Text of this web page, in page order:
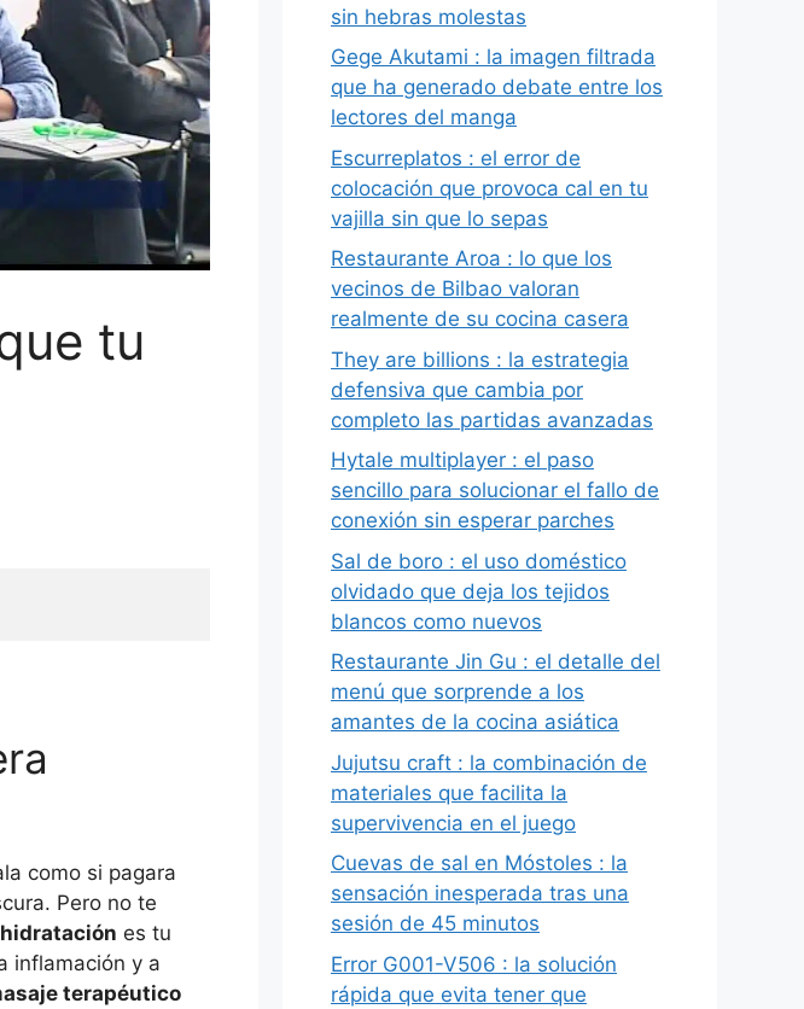
tu
como si pagara
Pero no te
es tu
inflamación y a
terapéutico
sin hebras molestas
Gege Akutami : la imagen filtrada
que ha generado debate entre los
lectores del manga
Escurreplatos : el error de
colocación que provoca cal en tu
vajilla sin que lo sepas
Restaurante Aroa : lo que los
vecinos de Bilbao valoran
realmente de su cocina casera
They are billions : la estrategia
defensiva que cambia por
completo las partidas avanzadas
Hytale multiplayer : el paso
sencillo para solucionar el fallo de
conexión sin esperar parches
Sal de boro : el uso doméstico
olvidado que deja los tejidos
blancos como nuevos
Restaurante Jin Gu : el detalle del
menú que sorprende a los
amantes de la cocina asiática
Jujutsu craft : la combinación de
materiales que facilita la
supervivencia en el juego
Cuevas de sal en Móstoles : la
sensación inesperada tras una
sesión de 45 minutos
Error G001-V506 : la solución
rápida que evita tener que